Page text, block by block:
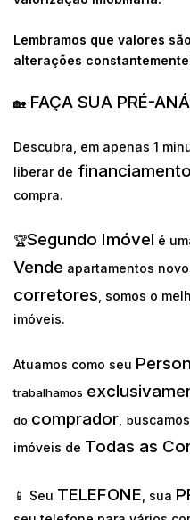
Lembramos que valores
alterações
🏡 FAÇA SUA PRÉ-
Descubra, em apenas 1
liberar de financiamento
compra.
🏆Segundo Imóvel é
Vende apartamentos
corretores , somos o
imóveis.
Atuamos como seu
trabalhamos
do comprador, b
imóveis de Todas as
📱 Seu TELEFONE , sua